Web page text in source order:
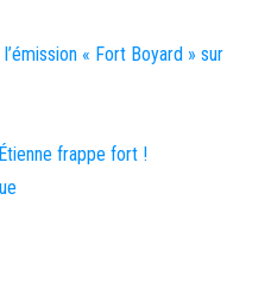
« Fort Boyard » sur
frappe fort !